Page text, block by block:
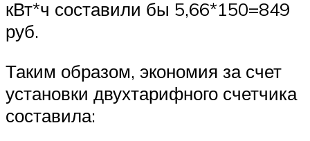
кВт*ч составили бы 5,66*150=849
руб.
Таким образом, экономия за счет
установки двухтарифного счетчика
составила: